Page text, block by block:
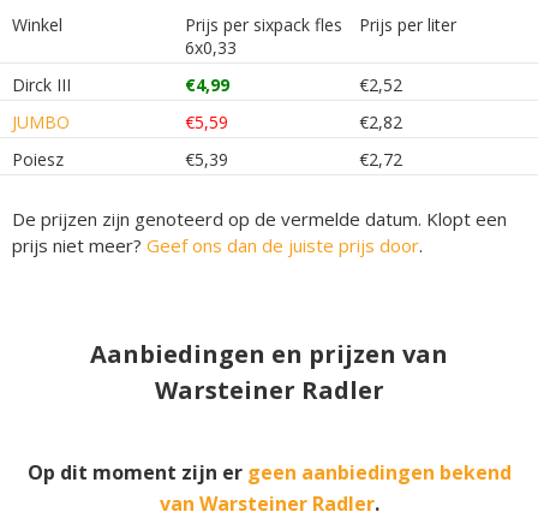
Winkel
Prijs per sixpack fles
6x0,33
Prijs per liter
Dirck III €4,99
€2,52
JUMBO
€5,59
€2,82
Poiesz
€5,39 €2,72
De prijzen zijn genoteerd op de vermelde datum. Klopt een
prijs niet meer? Geef ons dan de juiste prijs door.
Aanbiedingen en prijzen van
Warsteiner Radler
Op dit moment zijn er geen aanbiedingen bekend
van Warsteiner Radler.